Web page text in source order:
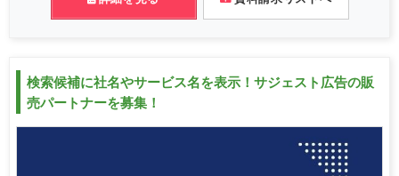
検索候補に社名やサービス名を表示！サジェスト広告の販
売パートナーを募集！